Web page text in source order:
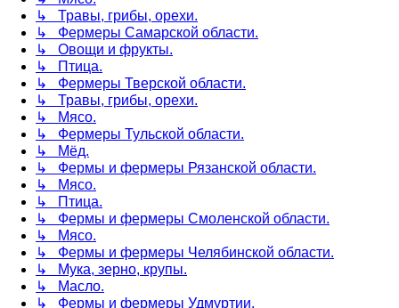
↳ Травы, грибы, орехи.
↳ Фермеры Самарской области.
↳ Овощи и фрукты.
↳ Птица.
↳ Фермеры Тверской области.
↳ Травы, грибы, орехи.
↳ Мясо.
↳ Фермеры Тульской области.
↳ Мёд.
↳ Фермы и фермеры Рязанской области.
↳ Мясо.
↳ Птица.
↳ Фермы и фермеры Смоленской области.
↳ Мясо.
↳ Фермы и фермеры Челябинской области.
↳ Мука, зерно, крупы.
↳ Масло.
↳ Фермы и фермеры Удмуртии.